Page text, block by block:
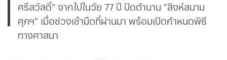
ศรีสวัสดิ์" จากไปในวัย 77 ปี ปิดตำนาน "สิงห์สนาม
ศุภฯ" เมื่อช่วงเช้ามืดที่ผ่านมา พร้อมเปิดกำหนดพิธี
ทางศาสนา